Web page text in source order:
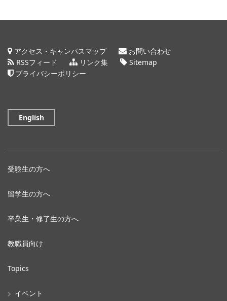
アクセス・キャンパスマップ
お問い合わせ
RSSフィード
リンク集
Sitemap
プライバシーポリシー
English
受験生の方へ
留学生の方へ
卒業生・修了生の方へ
教職員向け
Topics
イベント